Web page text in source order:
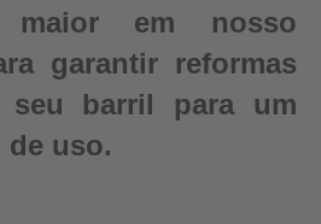
maior em nosso
garantir reformas
seu barril para um
uso.